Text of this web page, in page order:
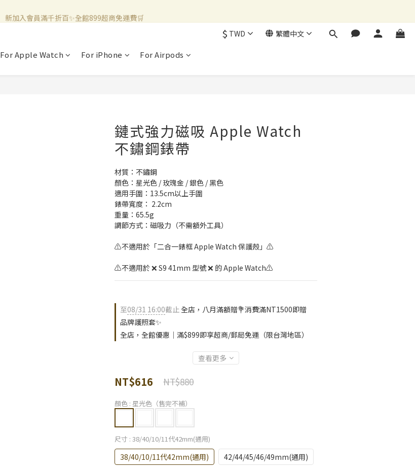
新加入會員滿千折百✨全館899超商免運費🛒
$ TWD 繁體中文
For Apple Watch For iPhone For Airpods
鏈式強力磁吸 Apple Watch
不鏽鋼錶帶
材質：不鏽鋼
顏色：星光色 / 玫瑰金 / 銀色 / 黑色
適用手圍：13.5cm以上手圍
錶帶寬度： 2.2cm
重量：65.5g
調節方式：磁吸力（不需額外工具）
⚠️不適用於「二合一錶框 Apple Watch 保護殼」⚠️
⚠️不適用於 ❌ S9 41mm 型號 ❌ 的 Apple Watch⚠️
至08/31 16:00截止全店，八月滿額贈💐消費滿NT1500即贈
品牌護照套✨
全店，全館優惠｜滿$899即享超商/郵局免運（限台灣地區）
查看更多
NT$616 NT$880
顏色 : 星光色（售完不補）
尺寸 : 38/40/10/11代42mm(通用)
38/40/10/11代42mm(通用) 42/44/45/46/49mm(通用)